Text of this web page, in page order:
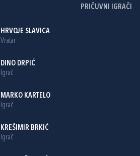
PRIČUVNI IGRAČI
HRVOJE SLAVICA
Vratar
DINO DRPIĆ
Igrač
MARKO KARTELO
Igrač
KREŠIMIR BRKIĆ
Igrač